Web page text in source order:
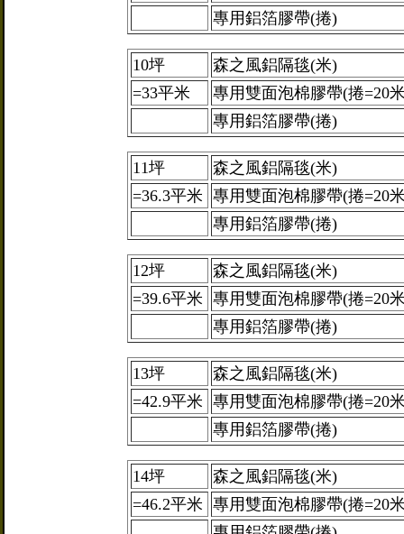
專用鋁箔膠帶(捲)
10坪
森之風鋁隔毯(米)
=33平米
專用雙面泡棉膠帶(捲=20
專用鋁箔膠帶(捲)
11坪
森之風鋁隔毯(米)
=36.3平米 專用雙面泡棉膠帶(捲=20
專用鋁箔膠帶(捲)
12坪
森之風鋁隔毯(米)
=39.6平米 專用雙面泡棉膠帶(捲=20
專用鋁箔膠帶(捲)
13坪
森之風鋁隔毯(米)
=42.9平米 專用雙面泡棉膠帶(捲=20
專用鋁箔膠帶(捲)
14坪
森之風鋁隔毯(米)
=46.2平米 專用雙面泡棉膠帶(捲=20